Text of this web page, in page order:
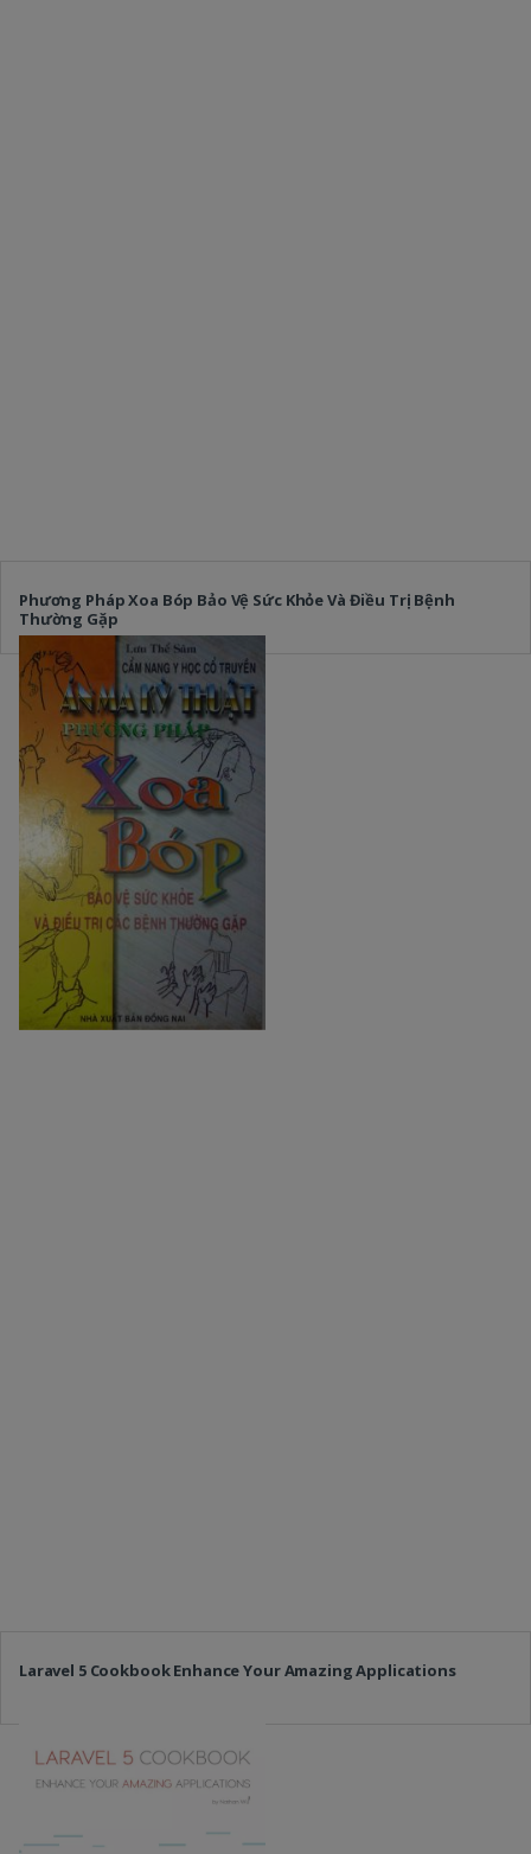
Phương Pháp Xoa Bóp Bảo Vệ Sức Khỏe Và Điều Trị Bệnh
Thường Gặp
Laravel 5 Cookbook Enhance Your Amazing Applications